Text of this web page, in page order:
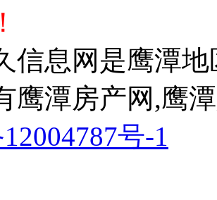
信息网是鹰潭
鹰潭房产网,鹰
号-1